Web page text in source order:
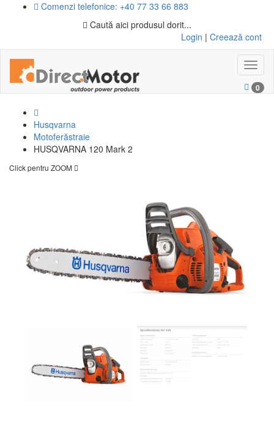
Comenzi telefonice: +40 77 33 66 883
Caută aici produsul dorit...
Login | Creează cont
0
Husqvarna
Motoferăstraie
HUSQVARNA 120 Mark 2
Click pentru ZOOM